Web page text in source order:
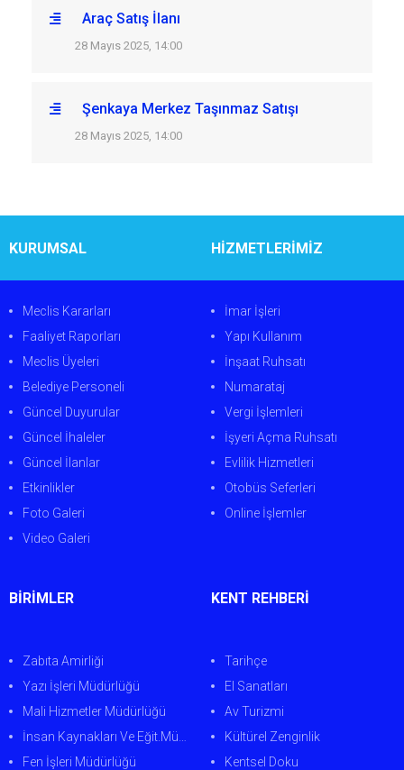
Araç Satış İlanı
28 Mayıs 2025, 14:00
Şenkaya Merkez Taşınmaz Satışı
28 Mayıs 2025, 14:00
KURUMSAL
Meclis Kararları
Faaliyet Raporları
Meclis Üyeleri
Belediye Personeli
Güncel Duyurular
Güncel İhaleler
Güncel İlanlar
Etkinlikler
Foto Galeri
Video Galeri
HİZMETLERİMİZ
İmar İşleri
Yapı Kullanım
İnşaat Ruhsatı
Numarataj
Vergi İşlemleri
İşyeri Açma Ruhsatı
Evlilik Hizmetleri
Otobüs Seferleri
Online İşlemler
BİRİMLER
Zabıta Amirliği
Yazı İşleri Müdürlüğü
Mali Hizmetler Müdürlüğü
İnsan Kaynakları Ve Eğit.Müdürlüğü
Fen İşleri Müdürlüğü
KENT REHBERİ
Tarihçe
El Sanatları
Av Turizmi
Kültürel Zenginlik
Kentsel Doku